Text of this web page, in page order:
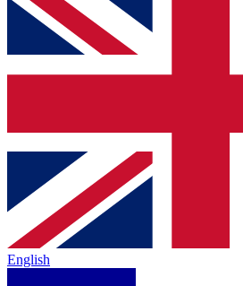
English